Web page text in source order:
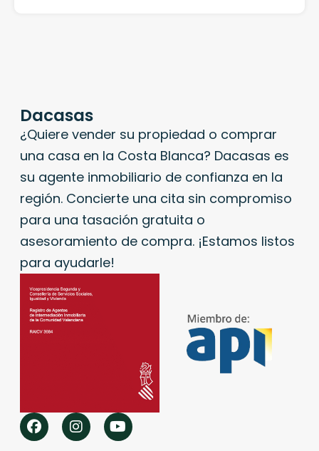
Dacasas
¿Quiere vender su propiedad o comprar
una casa en la Costa Blanca? Dacasas es
su agente inmobiliario de confianza en la
región. Concierte una cita sin compromiso
para una tasación gratuita o
asesoramiento de compra. ¡Estamos listos
para ayudarle!